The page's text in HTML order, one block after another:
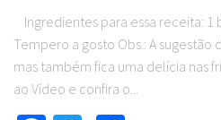
Ingredientes para essa receita:
Tempero a gosto Obs.: A sugestão
mas também fica uma delícia nas
ao Vídeo e confira o...